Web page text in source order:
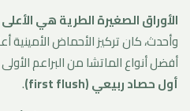
الأوراق الصغيرة الطرية هي
وأحدث، كان تركيز الأحماض
أفضل أنواع الماتشا من البراعم
أول حصاد ربيعي (first flush)
.